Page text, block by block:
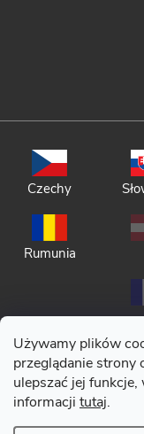
Używamy plików
przeglądanie strony
ulepszać jej
informacji tutaj.
Czechy
Rumunia